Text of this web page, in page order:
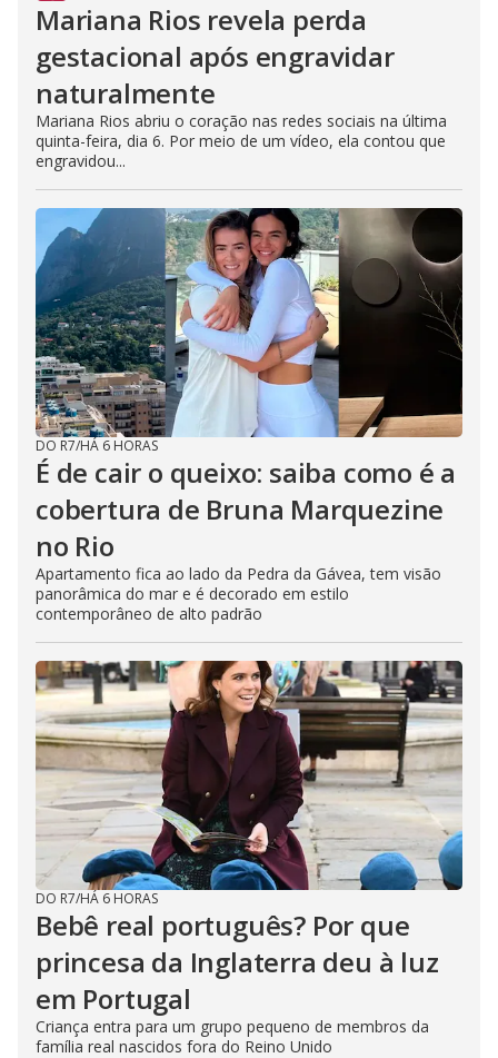
Mariana Rios revela perda
gestacional após engravidar
naturalmente
Mariana Rios abriu o coração nas redes sociais na última
quinta-feira, dia 6. Por meio de um vídeo, ela contou que
engravidou...
DO R7/HÁ 6 HORAS
É de cair o queixo: saiba como é a
cobertura de Bruna Marquezine
no Rio
Apartamento fica ao lado da Pedra da Gávea, tem visão
panorâmica do mar e é decorado em estilo
contemporâneo de alto padrão
DO R7/HÁ 6 HORAS
Bebê real português? Por que
princesa da Inglaterra deu à luz
em Portugal
Criança entra para um grupo pequeno de membros da
família real nascidos fora do Reino Unido